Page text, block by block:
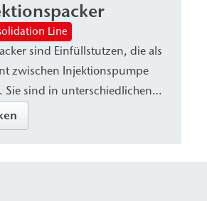
Line
sind Einfüllstutzen, die als
zwischen Injektionspumpe
Sie sind in unterschiedlichen
als Bohrpacker oder
abhängig von der Art des